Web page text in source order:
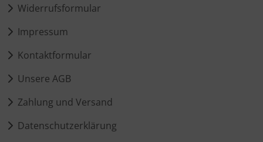
Widerrufsformular
Impressum
Kontaktformular
Unsere AGB
Zahlung und Versand
Datenschutzerklärung